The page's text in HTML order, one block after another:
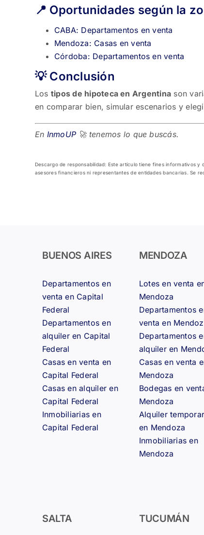
📍 Oportunidades según la
CABA: Departamentos en venta
Mendoza: Casas en venta
Córdoba: Departamentos en venta
💡 Conclusión
Los tipos de hipoteca en Argentina son
en comparar bien, simular escenarios y
En InmoUP 🚀 tenemos lo que buscás.
Descargo de responsabilidad: Este artículo tiene fines informativos
asesores financieros ni representantes de entidades bancarias. Se
BUENOS AIRES
Departamentos en
venta en Capital
Federal
Departamentos en
alquiler en Capital
Federal
Casas en venta en
Capital Federal
Casas en alquiler en
Capital Federal
Inmobiliarias en
Capital Federal
MENDOZA
Lotes en venta
Mendoza
Departamentos
venta en
Departamentos
alquiler en
Casas en venta
Mendoza
Bodegas en
Mendoza
Alquiler
en Mendoza
Inmobiliarias en
Mendoza
SALTA TUCUMÁN